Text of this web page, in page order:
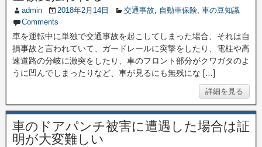
admin 2018年2月14日 交通事故, 自動車保険, 車の豆知識
Comments
車を運転中に単独で交通事故を起こしてしまった場合、それは自
損事故と言われていて、ガードレールに突撃をしたり、電柱や高
速道路の分岐に激突をしたり、車のフロント部分がクワガタのよ
うに凹んでしまったりなど、車が見るにも無残にな […]
詳細を見る
車のドアパンチ被害に遭遇した場合は証
明が大変難しい